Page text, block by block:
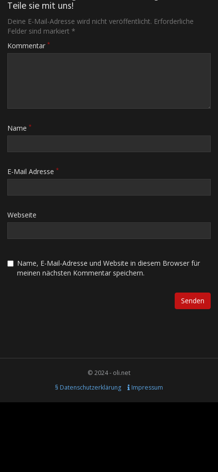
Teile sie mit uns!
Deine E-Mail-Adresse wird nicht veröffentlicht. Erforderliche
Felder sind markiert *
Kommentar *
Name *
E-Mail Adresse *
Webseite
Name, E-Mail-Adresse und Website in diesem Browser für
meinen nächsten Kommentar speichern.
© 2024 - oli.net
§ Datenschutzerklärung
Impressum